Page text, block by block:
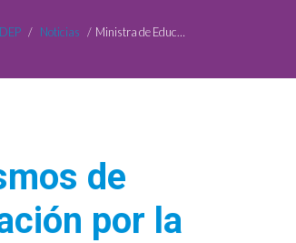
/ Noticias / Ministra de Educación Patricia Salas pide a organismos de cooperación internacional ser vigilantes de movilización por la transformación de la educación
de
por la